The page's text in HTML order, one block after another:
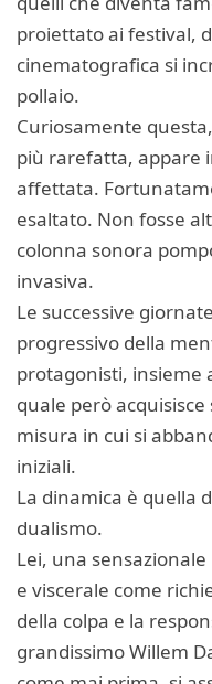
proiettato ai festival,
cinematografica si
pollaio.
Curiosamente
più rarefatta, appare
affettata.
esaltato. Non fosse
colonna sonora
invasiva.
Le successive
progressivo della
protagonisti, insieme
quale però
misura in cui si
iniziali.
La dinamica è quella
dualismo.
Lei, una
e viscerale come
della colpa e la
grandissimo Willem